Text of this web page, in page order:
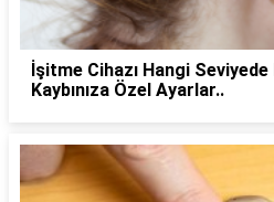
İşitme Cihazı Hangi Seviyede
Kaybınıza Özel Ayarlar..